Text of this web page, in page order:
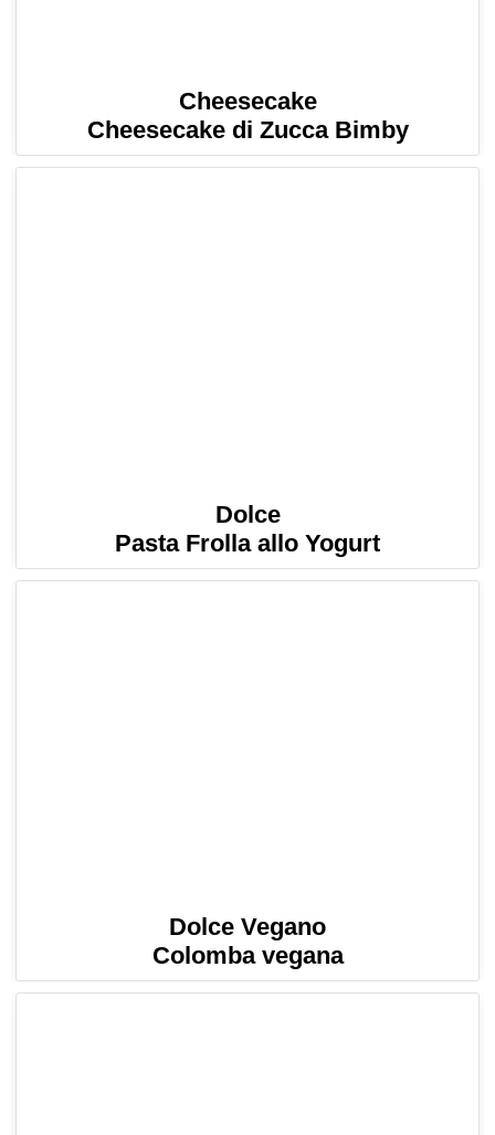
Cheesecake
Cheesecake di Zucca Bimby
Dolce
Pasta Frolla allo Yogurt
Dolce Vegano
Colomba vegana